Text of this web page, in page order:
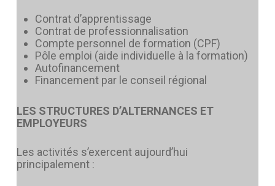
Contrat d’apprentissage
Contrat de professionnalisation
Compte personnel de formation (CPF)
Pôle emploi (aide individuelle à la formation)
Autofinancement
Financement par le conseil régional
LES STRUCTURES D’ALTERNANCES ET
EMPLOYEURS
Les activités s’exercent aujourd’hui
principalement :